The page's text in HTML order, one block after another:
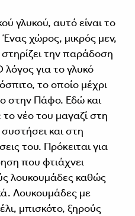
γλυκού, αυτό είναι το
χώρος, μικρός μεν,
την παράδοση
λόγος για το γλυκό
το οποίο μέχρι
στην Πάφο. Εδώ και
το νέο του μαγαζί στη
και στη
του. Πρόκειται για
που φτιάχνει
λουκουμάδες καθώς
Λουκουμάδες με
μπισκότο, ξηρούς